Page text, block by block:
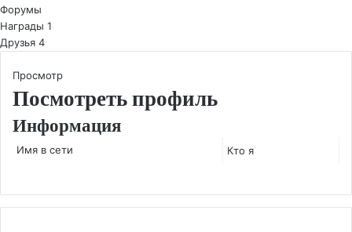
Форумы
Награды 1
Друзья 4
Просмотр
Посмотреть профиль
Информация
Имя в сети Кто я